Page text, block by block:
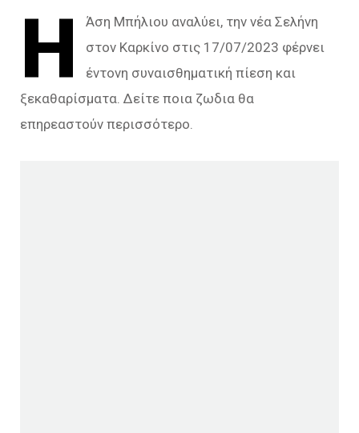
Η
Άση Μπήλιου αναλύει, την νέα Σελήνη
στον Καρκίνο στις 17/07/2023 φέρνει
έντονη συναισθηματική πίεση και
ξεκαθαρίσματα. Δείτε ποια ζωδια θα
επηρεαστούν περισσότερο.